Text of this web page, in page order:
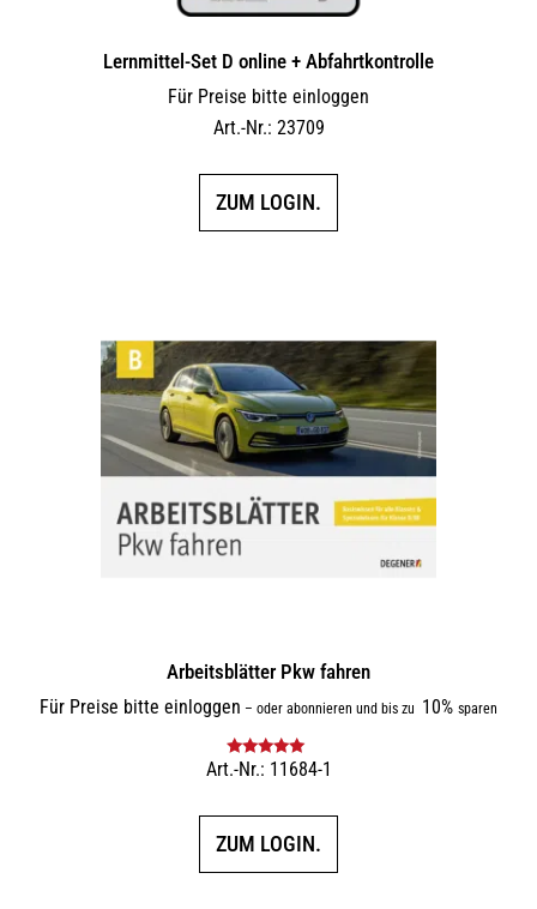
Lernmittel-Set D online + Abfahrtkontrolle
Für Preise bitte einloggen
Art.-Nr.: 23709
ZUM LOGIN.
Arbeitsblätter Pkw fahren
Für Preise bitte einloggen – oder abonnieren und bis zu 10% sparen
Bewertet mit
Art.-Nr.: 11684-1
ZUM LOGIN.